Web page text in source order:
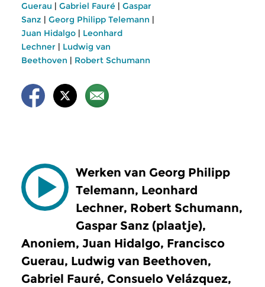
Guerau | Gabriel Fauré | Gaspar
Sanz | Georg Philipp Telemann |
Juan Hidalgo | Leonhard
Lechner | Ludwig van
Beethoven | Robert Schumann
Werken van Georg Philipp
Telemann, Leonhard
Lechner, Robert Schumann,
Gaspar Sanz (plaatje),
Anoniem, Juan Hidalgo, Francisco
Guerau, Ludwig van Beethoven,
Gabriel Fauré, Consuelo Velázquez,